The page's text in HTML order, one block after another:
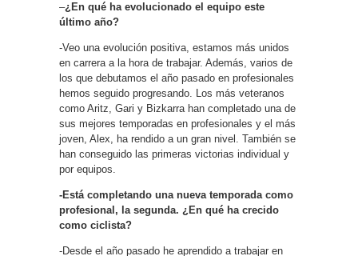
–¿En qué ha evolucionado el equipo este
último año?
-Veo una evolución positiva, estamos más unidos
en carrera a la hora de trabajar. Además, varios de
los que debutamos el año pasado en profesionales
hemos seguido progresando. Los más veteranos
como Aritz, Gari y Bizkarra han completado una de
sus mejores temporadas en profesionales y el más
joven, Alex, ha rendido a un gran nivel. También se
han conseguido las primeras victorias individual y
por equipos.
-Está completando una nueva temporada como
profesional, la segunda. ¿En qué ha crecido
como ciclista?
-Desde el año pasado he aprendido a trabajar en